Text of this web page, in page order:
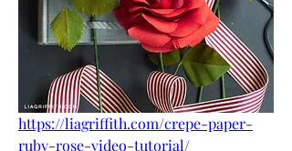
https://liagriffith.com/crepe-paper-
ruby-rose-video-tutorial/